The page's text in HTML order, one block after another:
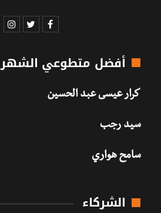
أفضل متطوعي الشهر
كرار عيسى عبد الحسين
سيد رجب
سامح هواري
الشركاء